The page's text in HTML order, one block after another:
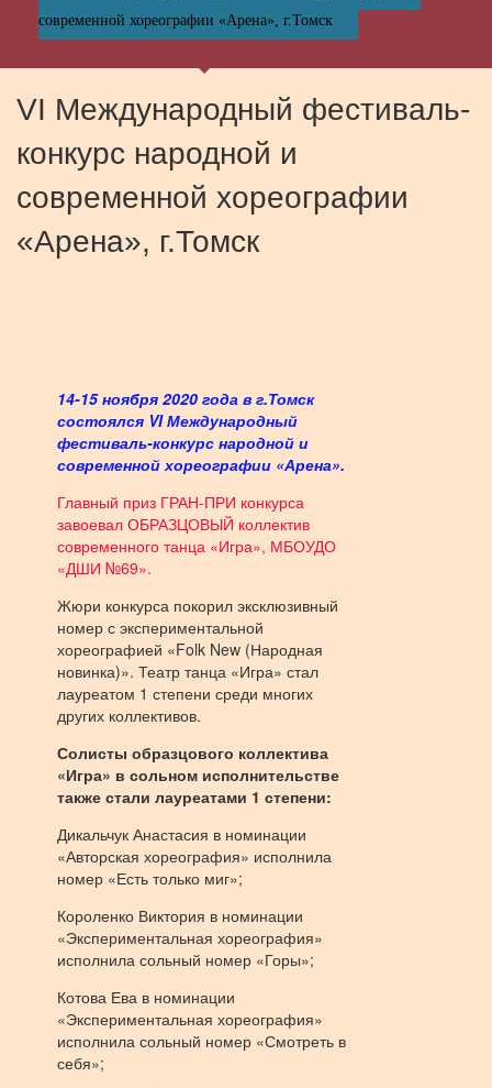
современной хореографии «Арена», г.Томск
VI Международный фестиваль-
конкурс народной и
современной хореографии
«Арена», г.Томск
14-15 ноября 2020 года в г.Томск
состоялся VI Международный
фестиваль-конкурс народной и
современной хореографии «Арена».
Главный приз ГРАН-ПРИ конкурса
завоевал ОБРАЗЦОВЫЙ коллектив
современного танца «Игра», МБОУДО
«ДШИ №69».
Жюри конкурса покорил эксклюзивный
номер с экспериментальной
хореографией «Folk New (Народная
новинка)». Театр танца «Игра» стал
лауреатом 1 степени среди многих
других коллективов.
Солисты образцового коллектива
«Игра» в сольном исполнительстве
также стали лауреатами 1 степени:
Дикальчук Анастасия в номинации
«Авторская хореография» исполнила
номер «Есть только миг»;
Короленко Виктория в номинации
«Экспериментальная хореография»
исполнила сольный номер «Горы»;
Котова Ева в номинации
«Экспериментальная хореография»
исполнила сольный номер «Смотреть в
себя»;